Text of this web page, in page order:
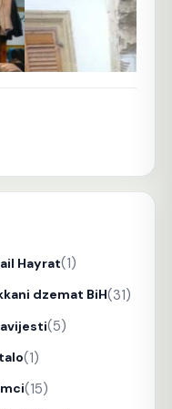
Hayrat(1)
dzemat BiH(31)
(5)
(1)
(15)